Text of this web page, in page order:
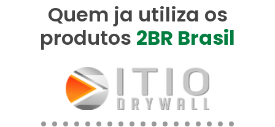
Quem ja utiliza os
produtos 2BR Brasil